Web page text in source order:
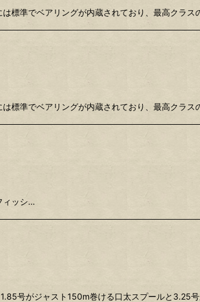
標準でベアリングが内蔵されており、最高クラ
標準でベアリングが内蔵されており、最高クラ
ィッシ…
号がジャスト150m巻ける口太スプールと3.25